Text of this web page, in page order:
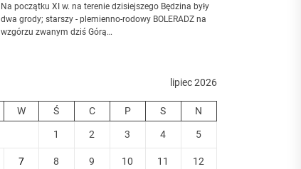
Na początku XI w. na terenie dzisiejszego Będzina były
dwa grody; starszy - plemienno-rodowy BOLERADZ na
wzgórzu zwanym dziś Górą…
lipiec 2026
W Ś C P S N
1 2 3 4 5
7 8 9 10 11 12